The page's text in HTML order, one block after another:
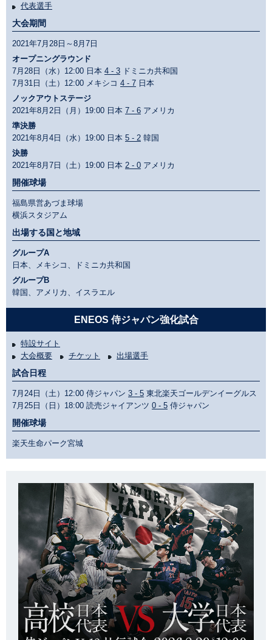
代表選手
大会期間
2021年7月28日～8月7日
オープニングラウンド
7月28日（水）12:00 日本 4 - 3 ドミニカ共和国
7月31日（土）12:00 メキシコ 4 - 7 日本
ノックアウトステージ
2021年8月2日（月）19:00 日本 7 - 6 アメリカ
準決勝
2021年8月4日（水）19:00 日本 5 - 2 韓国
決勝
2021年8月7日（土）19:00 日本 2 - 0 アメリカ
開催球場
福島県営あづま球場
横浜スタジアム
出場する国と地域
グループA
日本、メキシコ、ドミニカ共和国
グループB
韓国、アメリカ、イスラエル
ENEOS 侍ジャパン強化試合
特設サイト
大会概要
チケット 出場選手
試合日程
7月24日（土）12:00 侍ジャパン 3 - 5 東北楽天ゴールデンイーグルス
7月25日（日）18:00 読売ジャイアンツ 0 - 5 侍ジャパン
開催球場
楽天生命パーク宮城